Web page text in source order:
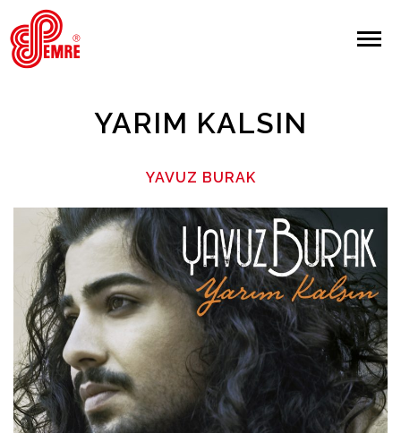
EMRE PLAK
Giriş Yap/Kayıt Ol
Anasayfa
Hakkımızda
Sanatçılar
Albümler
YARIM KALSIN
YAVUZ BURAK